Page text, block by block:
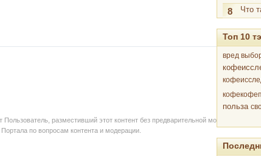
8 Что
Топ 10
вред
польза
разместивший этот контент без предварительной модерации
по вопросам контента и модерации.